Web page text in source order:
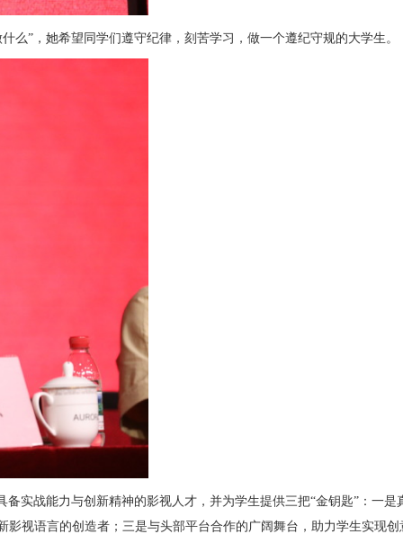
什么”，她希望同学们遵守纪律，刻苦学习，做一个遵纪守规的大学生。
实战能力与创新精神的影视人才，并为学生提供三把“金钥匙”：一是
视语言的创造者；三是与头部平台合作的广阔舞台，助力学生实现创